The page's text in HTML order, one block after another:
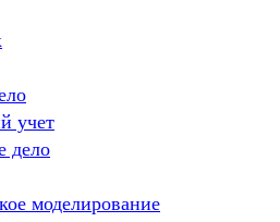
учет
дело
моделирование